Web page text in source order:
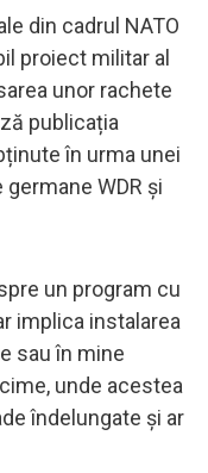
din cadrul NATO
proiect militar al
unor rachete
publicația
în urma unei
WDR și
un program cu
implica instalarea
sau în mine
unde acestea
îndelungate și ar